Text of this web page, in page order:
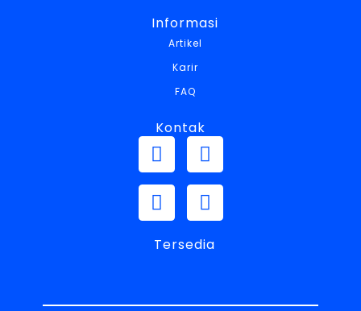
Informasi
Artikel
Karir
FAQ
Kontak
Tersedia